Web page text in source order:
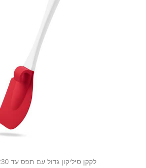
לקקן סיליקון גדול עם תפס עד 230 מעלות